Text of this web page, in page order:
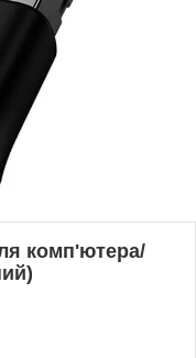
комп'ютера/